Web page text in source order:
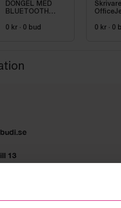
DONGEL MED
BLUETOOTH
0 kr · 0 bud 0 kr · 0
13